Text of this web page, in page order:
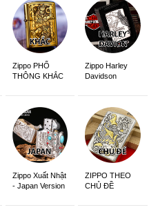
Zippo PHỔ
THÔNG KHẮC
Zippo Harley
Davidson
Zippo Xuất Nhật
- Japan Version
ZIPPO THEO
CHỦ ĐỀ